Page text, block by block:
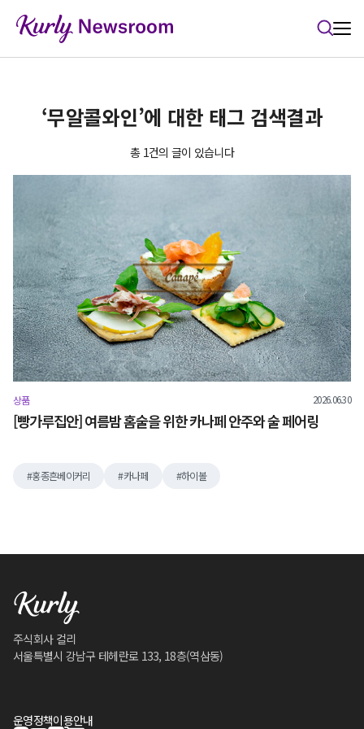
‘무알콜와인’에 대한 태그 검색결과
총 1건의 글이 있습니다
상품 2026.06.30
[빵가루집안] 여름밤 홈술을 위한 카나페 안주와 술 페어링
홍종흔베이커리 카나페 하이볼
주식회사 컬리
서울특별시 강남구 테헤란로 133, 18층(역삼동)
운영정책이용안내